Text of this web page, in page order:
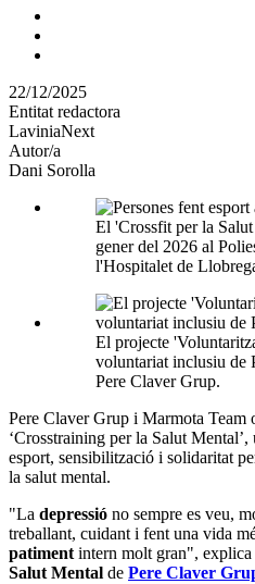
Comparteix
altres
xarxes
socials
22/12/2025
Entitat redactora
LaviniaNext
Autor/a
Dani Sorolla
El 'Crossfit per la
gener del 2026 al
l'Hospitalet de
El projecte
voluntariat inclusiu de
Pere Claver Grup.
Pere Claver Grup i Marmota Team
‘Crosstraining per la Salut
esport, sensibilització i solidaritat
la salut mental.
"La depressió no sempre es veu,
treballant, cuidant i fent una vida
patiment intern molt gran", explica
Salut Mental de Pere Claver